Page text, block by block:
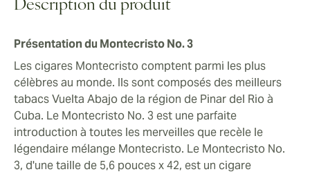
amateurs de cigares du monde entier.
Description du produit
Présentation du Montecristo No. 3
Les cigares Montecristo comptent parmi les plus
célèbres au monde. Ils sont composés des meilleurs
tabacs Vuelta Abajo de la région de Pinar del Rio à
Cuba. Le Montecristo No. 3 est une parfaite
introduction à toutes les merveilles que recèle le
légendaire mélange Montecristo. Le Montecristo No.
3, d'une taille de 5,6 pouces x 42, est un cigare